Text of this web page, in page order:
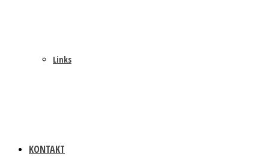
Links
KONTAKT